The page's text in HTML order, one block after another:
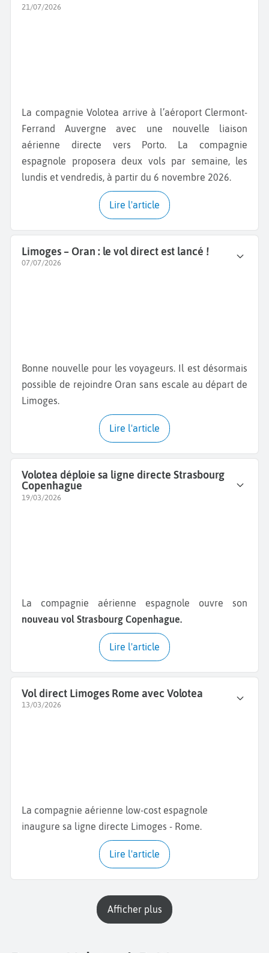
21/07/2026
La compagnie Volotea arrive à l’aéroport Clermont-
Ferrand Auvergne avec une nouvelle liaison
aérienne directe vers Porto. La compagnie
espagnole proposera deux vols par semaine, les
lundis et vendredis, à partir du 6 novembre 2026.
Lire l'article
Limoges – Oran : le vol direct est lancé !
07/07/2026
Bonne nouvelle pour les voyageurs. Il est désormais
possible de rejoindre Oran sans escale au départ de
Limoges.
Lire l'article
Volotea déploie sa ligne directe Strasbourg
Copenhague
19/03/2026
La compagnie aérienne espagnole ouvre son
nouveau vol Strasbourg Copenhague.
Lire l'article
Vol direct Limoges Rome avec Volotea
13/03/2026
La compagnie aérienne low-cost espagnole
inaugure sa ligne directe Limoges - Rome.
Lire l'article
Afficher plus